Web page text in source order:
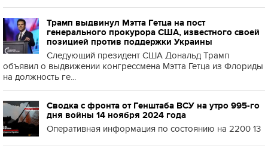
Трамп выдвинул Мэтта Гетца на пост
генерального прокурора США, известного своей
позицией против поддержки Украины
Следующий президент США Дональд Трамп
объявил о выдвижении конгрессмена Мэтта Гетца из Флориды
на должность ге...
Сводка с фронта от Генштаба ВСУ на утро 995-го
дня войны 14 ноября 2024 года
Оперативная информация по состоянию на 2200 13